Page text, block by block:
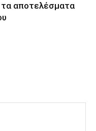
τα αποτελέσματα